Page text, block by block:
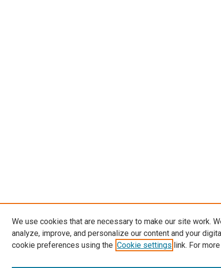
We use cookies that are necessary to make our site work.
analyze, improve, and personalize our content and your
cookie preferences using the Cookie settings link. For